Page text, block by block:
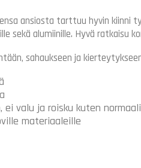
ansiosta tarttuu hyvin kiinni
sekä alumiinille. Hyvä ratkaisu
sahaukseen ja
ei valu ja roisku kuten
materiaaleille